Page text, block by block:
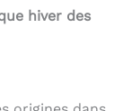
hiver des